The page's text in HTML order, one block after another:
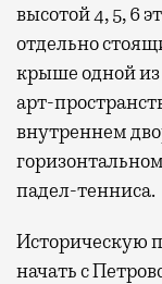
высотой 4, 5, 6
отдельно
крыше одной из
арт-
внутреннем
падел-тенниса.
Историческую
начать с